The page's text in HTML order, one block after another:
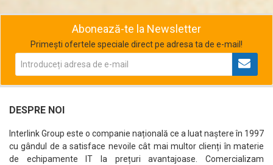
Abonează-te la Newsletter
Primești ofertele speciale direct pe adresa ta de e-mail!
DESPRE NOI
Interlink Group este o companie națională ce a luat naștere în 1997
cu gândul de a satisface nevoile cât mai multor clienți în materie
de echipamente IT la prețuri avantajoase. Comercializam